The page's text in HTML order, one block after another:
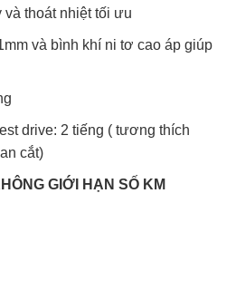
thoát nhiệt tối ưu
và bình khí ni tơ cao áp giúp
drive: 2 tiếng ( tương thích
cắt)
GIỚI HẠN SỐ KM